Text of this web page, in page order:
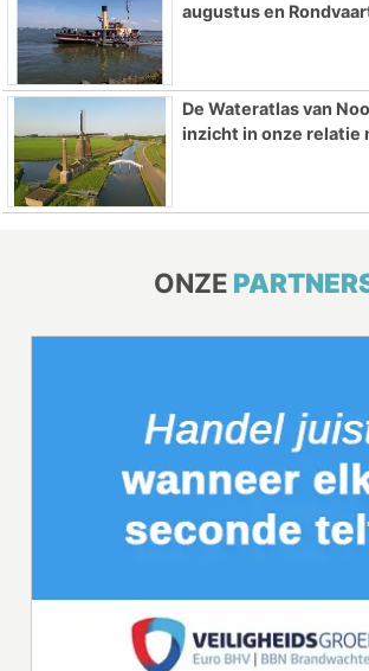
augustus en
De Wateratlas van
inzicht in onze relatie
ONZE